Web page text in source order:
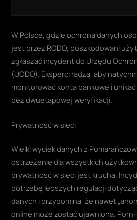
W Polsce, gdzie ochrona danych
jest przez RODO, poszkodowani
zgłaszać incydent do Urzędu
(UODO). Eksperci radzą, aby
monitorować konta bankowe i
bez dwuetapowej weryfikacji.
Prywatność w sieci
Wielki wyciek danych z
ostrzeżenie dla wszystkich
prywatność w sieci jest krucha.
potrzebę lepszych regulacji
danych i przypomina, że nawet
online może zostać ujawniona.